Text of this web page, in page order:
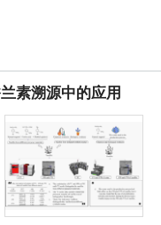
素溯源中的应用